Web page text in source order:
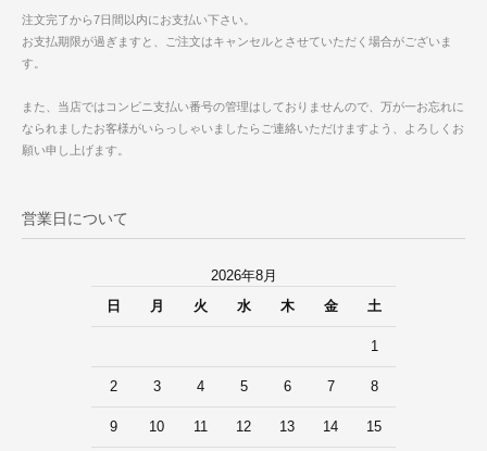
注文完了から7日間以内にお支払い下さい。
お支払期限が過ぎますと、ご注文はキャンセルとさせていただく場合がございま
す。
また、当店ではコンビニ支払い番号の管理はしておりませんので、万が一お忘れに
なられましたお客様がいらっしゃいましたらご連絡いただけますよう、よろしくお
願い申し上げます。
営業日について
2026年8月
日
月 火 水 木 金 土
1
2 3 4 5 6 7 8
9 10 11 12 13 14 15